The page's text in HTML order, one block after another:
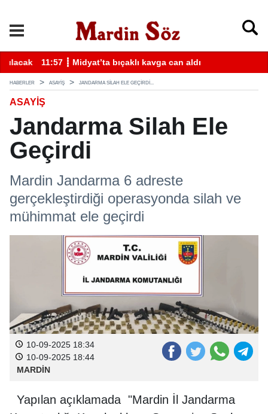
11:57 ┋ Midyat’ta bıçaklı kavga can aldı
HABERLER ASAYİŞ JANDARMA SILAH ELE GEÇIRDI...
ASAYİŞ
Jandarma Silah Ele
Geçirdi
Mardin Jandarma 6 adreste
gerçekleştirdiği operasyonda silah ve
mühimmat ele geçirdi
10-09-2025 18:34
10-09-2025 18:44
MARDİN
Yapılan açıklamada "Mardin İl Jandarma